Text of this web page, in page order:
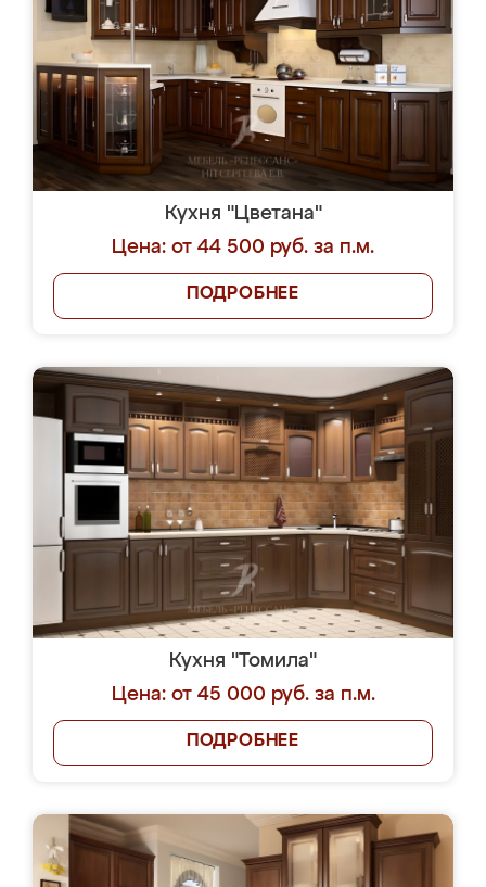
Кухня "Цветана"
Цена: от 44 500 руб. за п.м.
ПОДРОБНЕЕ
Кухня "Томила"
Цена: от 45 000 руб. за п.м.
ПОДРОБНЕЕ